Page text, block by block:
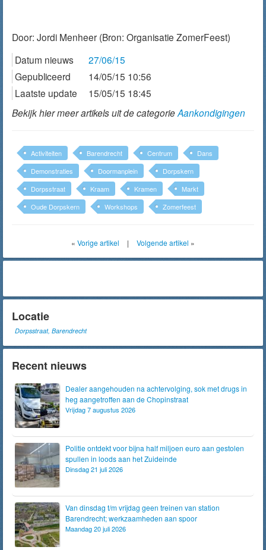
Door: Jordi Menheer (Bron: Organisatie ZomerFeest)
Datum nieuws
27/06/15
Gepubliceerd
14/05/15 10:56
Laatste update
15/05/15 18:45
Bekijk hier meer artikels uit de categorieAankondigingen
Activiteiten Barendrecht Centrum
Dans
Demonstraties
Doormanplein
Dorpskern
Dorpsstraat
Kraam Kramen
Markt
Oude Dorpskern
Workshops Zomerfeest
« Vorige artikel | Volgende artikel »
Locatie
Dorpsstraat, Barendrecht
Recent nieuws
Dealer aangehouden na achtervolging, sok met drugs in
heg aangetroffen aan de Chopinstraat
Vrijdag 7 augustus 2026
Politie ontdekt voor bijna half miljoen euro aan gestolen
spullen in loods aan het Zuideinde
Dinsdag 21 juli 2026
Van dinsdag t/m vrijdag geen treinen van station
Barendrecht; werkzaamheden aan spoor
Maandag 20 juli 2026